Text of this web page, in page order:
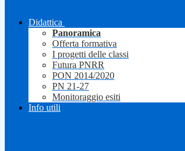
Didattica
Panoramica
Offerta formativa
I progetti delle classi
Futura PNRR
PON 2014/2020
PN 21-27
Monitoraggio esiti
Info utili